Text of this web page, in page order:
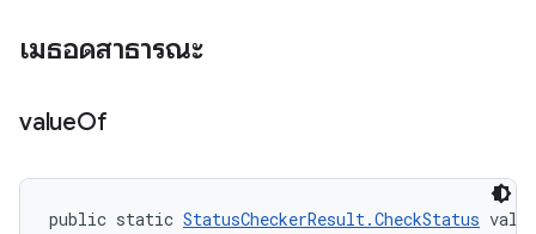
เมธอดสาธารณะ
valueOf
public static StatusCheckerResult.CheckStatus